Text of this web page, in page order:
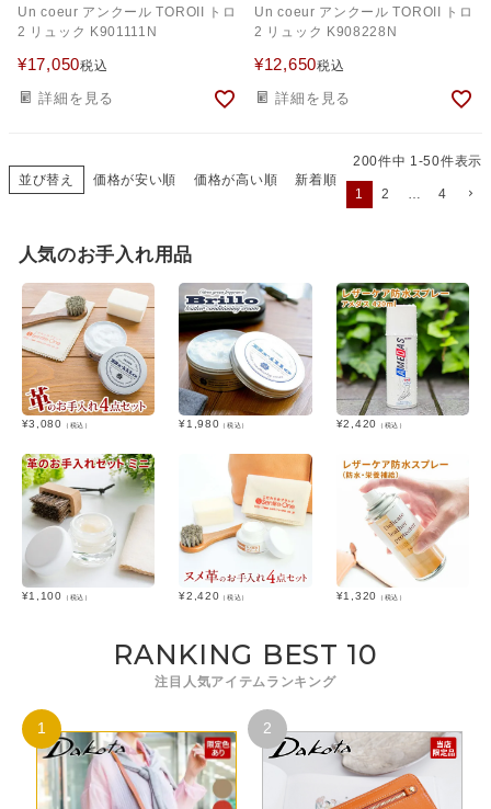
Un coeur アンクール TOROII トロ
2 リュック K901111N
¥17,050税込
詳細を見る
Un coeur アンクール TOROII トロ
2 リュック K908228N
¥12,650税込
詳細を見る
並び替え 価格が安い順 価格が高い順 新着順
200件中 1 -50件表示
1 2 4
人気のお手入れ用品
¥3,080 （税込） ¥1,980 （税込） ¥2,420 （税込）
¥1,100 （税込） ¥2,420 （税込） ¥1,320 （税込）
RANKING BEST 10
注目人気アイテムランキング